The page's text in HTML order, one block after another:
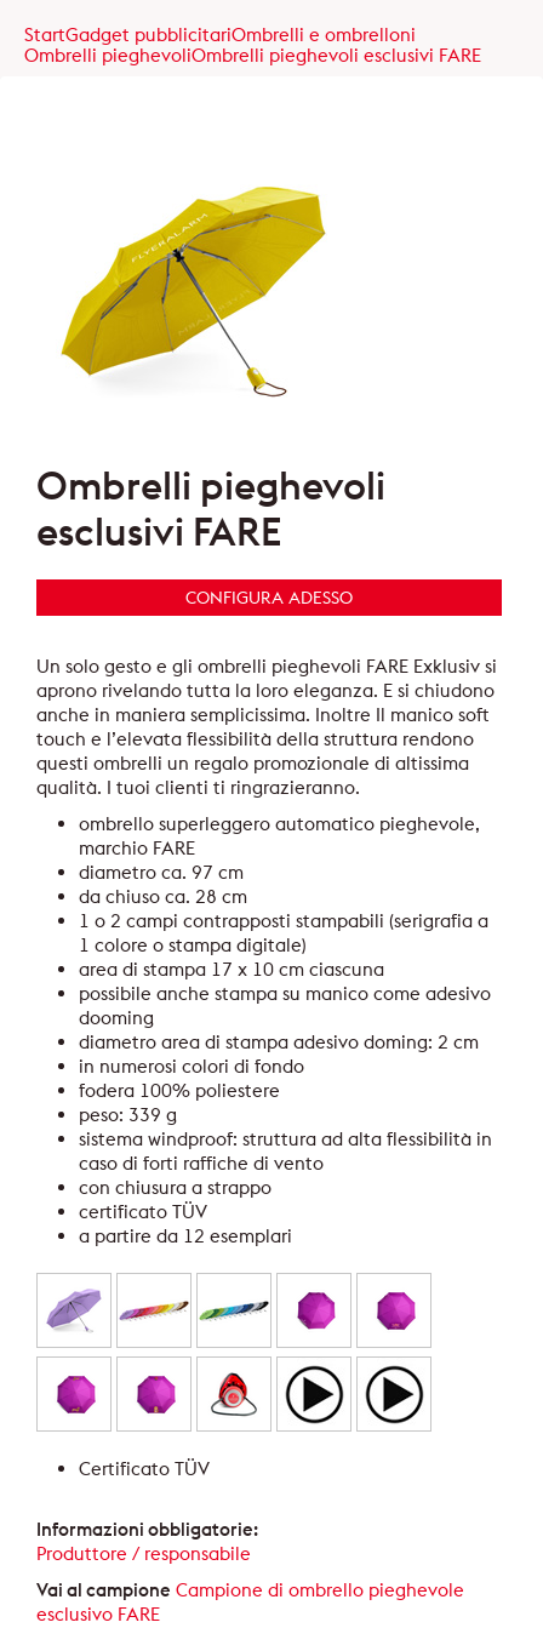
StartGadget pubblicitariOmbrelli e ombrelloni
Ombrelli pieghevoliOmbrelli pieghevoli esclusivi FARE
Ombrelli pieghevoli
esclusivi FARE
CONFIGURA ADESSO
Un solo gesto e gli ombrelli pieghevoli FARE Exklusiv si
aprono rivelando tutta la loro eleganza. E si chiudono
anche in maniera semplicissima. Inoltre Il manico soft
touch e l’elevata flessibilità della struttura rendono
questi ombrelli un regalo promozionale di altissima
qualità. I tuoi clienti ti ringrazieranno.
ombrello superleggero automatico pieghevole,
marchio FARE
diametro ca. 97 cm
da chiuso ca. 28 cm
1 o 2 campi contrapposti stampabili (serigrafia a
1 colore o stampa digitale)
area di stampa 17 x 10 cm ciascuna
possibile anche stampa su manico come adesivo
dooming
diametro area di stampa adesivo doming: 2 cm
in numerosi colori di fondo
fodera 100% poliestere
peso: 339 g
sistema windproof: struttura ad alta flessibilità in
caso di forti raffiche di vento
con chiusura a strappo
certificato TÜV
a partire da 12 esemplari
Certificato TÜV
Informazioni obbligatorie:
Produttore / responsabile
Vai al campione Campione di ombrello pieghevole
esclusivo FARE